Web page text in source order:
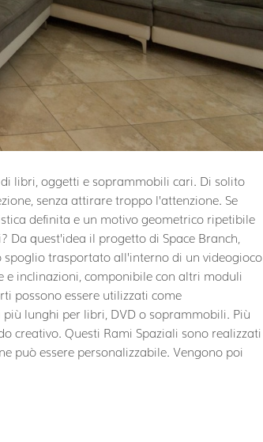
libri, oggetti e soprammobili cari. Di solito
senza attirare troppo l’attenzione. Se
definita e un motivo geometrico ripetibile
quest’idea il progetto di Space Branch,
trasportato all’interno di un videogioco
e inclinazioni, componibile con altri moduli
possono essere utilizzati come
lunghi per libri, DVD o soprammobili. Più
creativo. Questi Rami Spaziali sono realizzati
può essere personalizzabile. Vengono poi